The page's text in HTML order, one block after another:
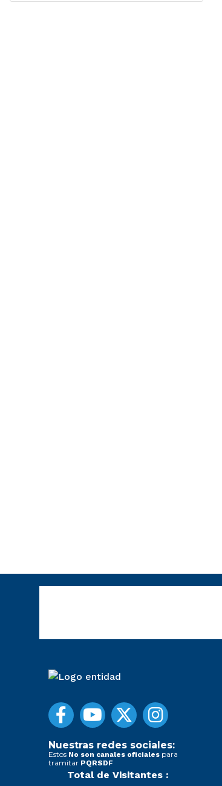
Nuestras redes sociales:
Estos No son canales oficiales para
tramitar PQRSDF
Total de Visitantes :